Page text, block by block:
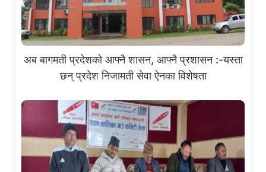
अब बागमती प्रदेशको आफ्नै शासन, आफ्नै प्रशासन :-यस्ता
छन् प्रदेश निजामती सेवा ऐनका विशेषता